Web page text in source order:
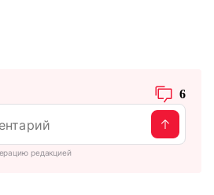
6
редакцией